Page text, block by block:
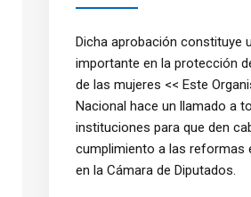
Dicha aprobación constituye
importante en la protección
de las mujeres << Este
Nacional hace un llamado a
instituciones para que den
cumplimiento a las reformas
en la Cámara de Diputados.